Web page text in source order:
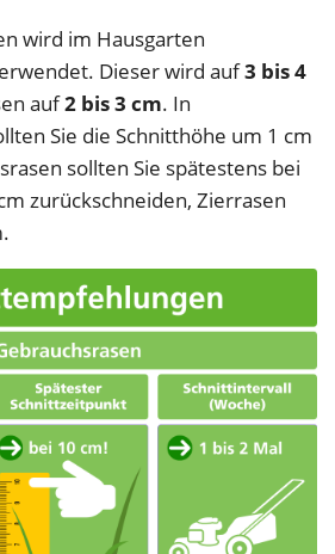
wird im Hausgarten
Dieser wird auf3 bis 4
auf2 bis 3 cm. In
Sie die Schnitthöhe um 1 cm
sollten Sie spätestens bei
zurückschneiden, Zierrasen